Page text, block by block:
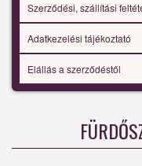
Szerződési, szállítási
Adatkezelési tájékoztató
Elállás a szerződéstől